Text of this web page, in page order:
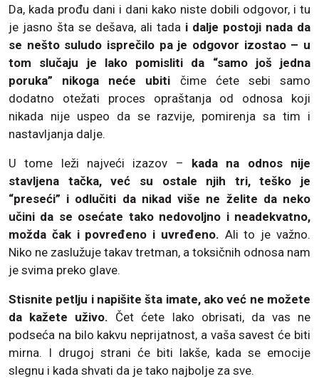
Da, kada prođu dani i dani kako niste dobili odgovor, i tu
je jasno šta se dešava, ali tada i dalje postoji nada da
se nešto suludo isprečilo pa je odgovor izostao – u
tom slučaju je lako pomisliti da “samo još jedna
poruka” nikoga neće ubiti čime ćete sebi samo
dodatno otežati proces opraštanja od odnosa koji
nikada nije uspeo da se razvije, pomirenja sa tim i
nastavljanja dalje.
U tome leži najveći izazov – kada na odnos nije
stavljena tačka, već su ostale njih tri, teško je
“preseći” i odlučiti da nikad više ne želite da neko
učini da se osećate tako nedovoljno i neadekvatno,
možda čak i povređeno i uvređeno. Ali to je važno.
Niko ne zaslužuje takav tretman, a toksičnih odnosa nam
je svima preko glave.
Stisnite petlju i napišite šta imate, ako već ne možete
da kažete uživo. Čet ćete lako obrisati, da vas ne
podseća na bilo kakvu neprijatnost, a vaša savest će biti
mirna. I drugoj strani će biti lakše, kada se emocije
slegnu i kada shvati da je tako najbolje za sve.